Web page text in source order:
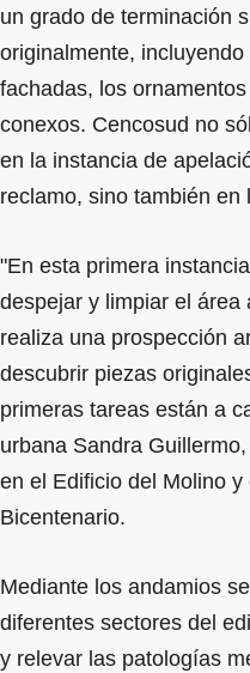
un grado de terminación
originalmente,
fachadas, los
conexos. Cencosud no
en la instancia de
reclamo, sino también en
"En esta primera
despejar y limpiar el área
realiza una prospección
descubrir piezas
primeras tareas están a
urbana Sandra
en el Edificio del Molino y
Bicentenario.
Mediante los andamios
diferentes sectores del
y relevar las patologías